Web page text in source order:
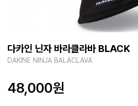
다카인 닌자 바라클라바 BLACK
DAKINE NINJA BALACLAVA
48,000원